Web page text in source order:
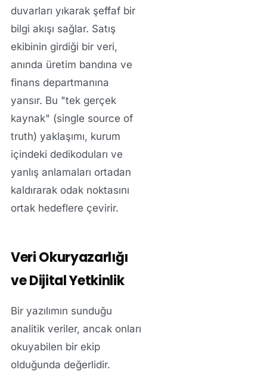
duvarları yıkarak şeffaf bir
bilgi akışı sağlar. Satış
ekibinin girdiği bir veri,
anında üretim bandına ve
finans departmanına
yansır. Bu "tek gerçek
kaynak" (single source of
truth) yaklaşımı, kurum
içindeki dedikoduları ve
yanlış anlamaları ortadan
kaldırarak odak noktasını
ortak hedeflere çevirir.
Veri Okuryazarlığı
ve Dijital Yetkinlik
Bir yazılımın sunduğu
analitik veriler, ancak onları
okuyabilen bir ekip
olduğunda değerlidir.